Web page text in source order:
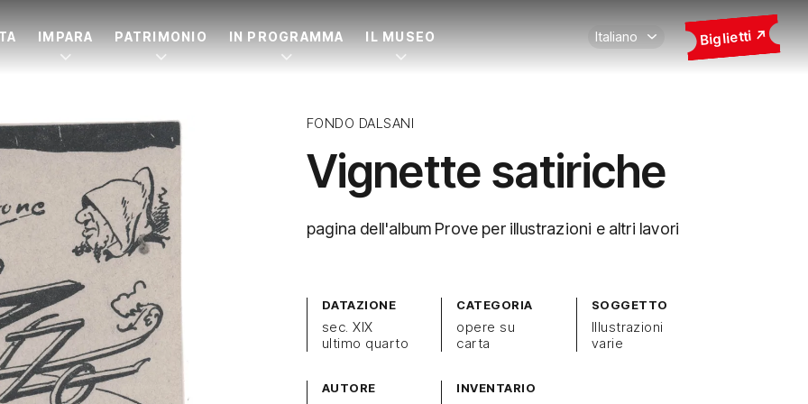
IMPARA PATRIMONIO IN PROGRAMMA IL MUSEO Biglietti
FONDO DALSANI
Vignette satiriche
pagina dell'album Prove per illustrazioni e altri lavori
DATAZIONE
sec. XIX
ultimo quarto
CATEGORIA
opere su
carta
SOGGETTO
Illustrazioni
varie
AUTORE INVENTARIO